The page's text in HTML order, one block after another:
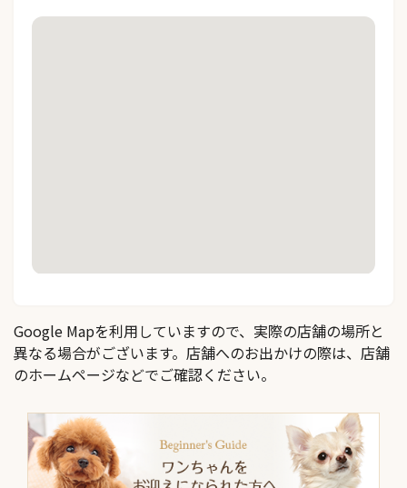
Google Mapを利用していますので、実際の店舗の場所と
異なる場合がございます。店舗へのお出かけの際は、店舗
のホームページなどでご確認ください。